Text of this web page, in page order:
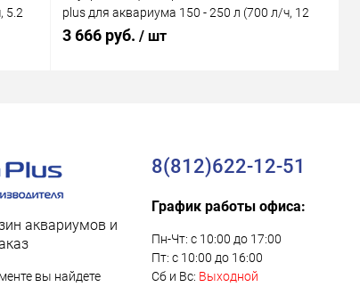
5.2
plus для аквариума 150 - 250 л (700 л/ч, 12
Вт)
3 666 руб. / шт
аквариумов и
вы найдете
8(812)622-12-51
График работы офиса:
Пн-Чт: с 10:00 до 17:00
Пт: с 10:00 до 16:00
Сб и Вс: Выходной